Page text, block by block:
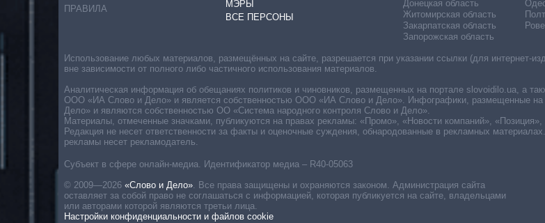
ПРАВИЛА
МЭРЫ
ВСЕ ПЕРСОНЫ
Донецкая область
Житомирская область
Закарпатская область
Запорожская область
Субъект в сфере онлайн-медиа. Идентификатор медиа – R40-05063
© 2009—2026 «Слово и Дело». Все права защищены и охраняются законом. Администрация сайта
оставляет за собой право не соглашаться с информацией, которая публикуется на сайте, владельцами
или авторами которой являются третьи лица.
Настройки конфиденциальности и файлов cookie
Использование любых материалов, размещённых на сайте, разрешается при указании ссылки (для интернет-
вне зависимости от полного либо частичного использования материалов.
Аналитическая информация об обещаниях политиков и чиновников, размещенных на портале slovoidilo.ua, а
ООО «ИА Слово и Дело» и является собственностью ООО «ИА Слово и Дело». Инфографики, размещенные на
Дело» и являются собственностью ОО «Система народного контроля Слово и Дело».
Материалы, отмеченные значками, публикуются на правах рекламы: «Промо», «Новости компаний»,
Редакция не несет ответственности за факты и оценочные суждения, обнародованные в рекламных
рекламы несет рекламодатель.